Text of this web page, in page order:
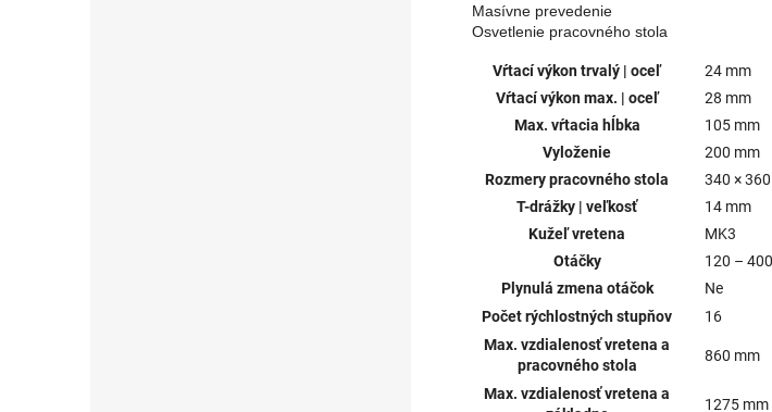
    Masívne prevedenie
    Osvetlenie pracovného stola
Vŕtací výkon trvalý | oceľ
24 mm
Vŕtací výkon max. | oceľ
28 mm
Max. vŕtacia hĺbka
105 mm
Vyloženie
200 mm
Rozmery pracovného stola
340 ×
T-drážky | veľkosť
14 mm
Kužeľ vretena
MK3
Otáčky
120 –
Plynulá zmena otáčok
Ne
Počet rýchlostných stupňov
16
Max. vzdialenosť vretena a
pracovného stola
860 mm
Max. vzdialenosť vretena a
1275 mm